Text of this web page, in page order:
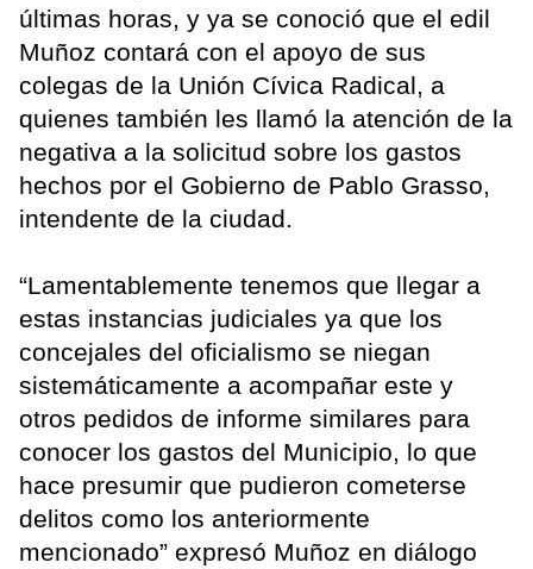
últimas horas, y ya se conoció que el edil
Muñoz contará con el apoyo de sus
colegas de la Unión Cívica Radical, a
quienes también les llamó la atención de la
negativa a la solicitud sobre los gastos
hechos por el Gobierno de Pablo Grasso,
intendente de la ciudad.
“Lamentablemente tenemos que llegar a
estas instancias judiciales ya que los
concejales del oficialismo se niegan
sistemáticamente a acompañar este y
otros pedidos de informe similares para
conocer los gastos del Municipio, lo que
hace presumir que pudieron cometerse
delitos como los anteriormente
mencionado” expresó Muñoz en diálogo